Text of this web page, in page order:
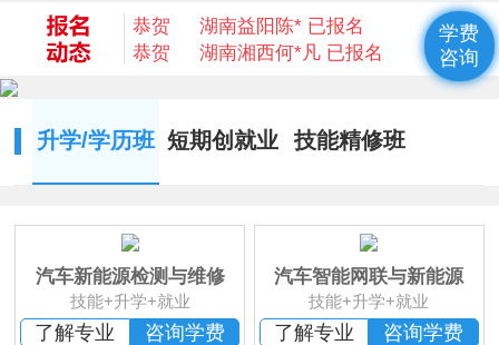
恭贺
湖南湘西 何*凡 已报名
恭贺
湖南益阳卢*俊 已报名
恭贺
湖南郴州刘* 已报名
恭贺
升学/学历班 短期创就业
班
技能精修班
汽车新能源检测与维修
技能+升学+就业
了解专业 咨询学费
汽车智能网联与新能源
技能+升学+就业
了解专业 咨询学费
学费
咨询